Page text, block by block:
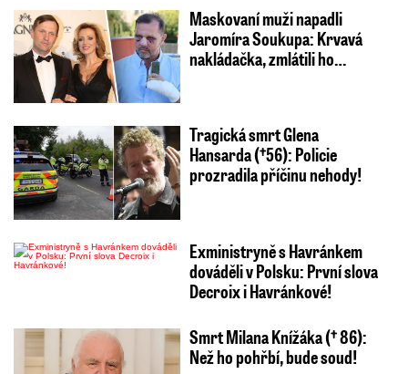
Maskovaní muži napadli
Jaromíra Soukupa: Krvavá
nakládačka, zmlátili ho…
Tragická smrt Glena
Hansarda (†56): Policie
prozradila příčinu nehody!
Exministryně s Havránkem
dováděli v Polsku: První slova
Decroix i Havránkové!
Smrt Milana Knížáka († 86):
Než ho pohřbí, bude soud!